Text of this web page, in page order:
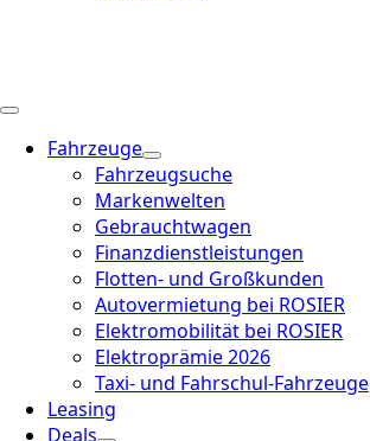
Fahrzeuge
Fahrzeugsuche
Markenwelten
Gebrauchtwagen
Finanzdienstleistungen
Flotten- und Großkunden
Autovermietung bei ROSIER
Elektromobilität bei ROSIER
Elektroprämie 2026
Taxi- und Fahrschul-Fahrzeuge
Leasing
Deals